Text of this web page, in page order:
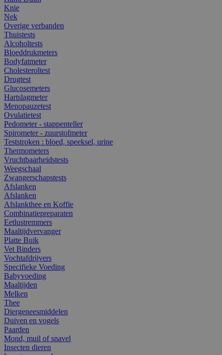
Knie
Nek
Overige verbanden
Thuistests
Alcoholtests
Bloeddrukmeters
Bodyfatmeter
Cholesteroltest
Drugtest
Glucosemeters
Hartslagmeter
Menopauzetest
Ovulatietest
Pedometer - stappenteller
Spirometer - zuurstofmeter
Teststroken : bloed, speeksel, urine
Thermometers
Vruchtbaarheidstests
Weegschaal
Zwangerschapstests
Afslanken
Afslanken
Afslankthee en Koffie
Combinatiepreparaten
Eetlustremmers
Maaltijdvervanger
Platte Buik
Vet Binders
Vochtafdrijvers
Specifieke Voeding
Babyvoeding
Maaltijden
Melken
Thee
Diergeneesmiddelen
Duiven en vogels
Paarden
Mond, muil of snavel
Insecten dieren